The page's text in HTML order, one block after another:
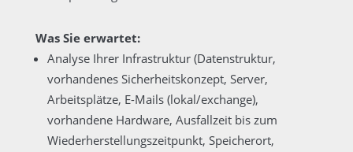
Was Sie erwartet:
Analyse Ihrer Infrastruktur (Datenstruktur,
vorhandenes Sicherheitskonzept, Server,
Arbeitsplätze, E-Mails (lokal/exchange),
vorhandene Hardware, Ausfallzeit bis zum
Wiederherstellungszeitpunkt, Speicherort,